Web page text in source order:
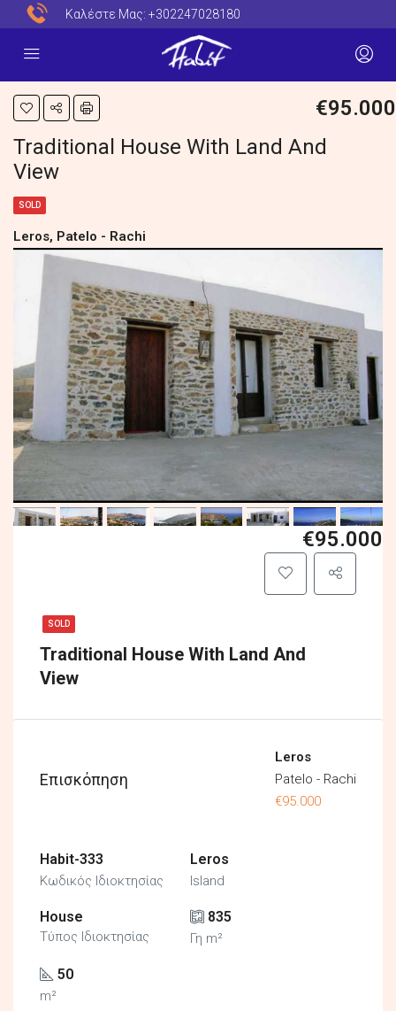
Καλέστε Μας: +302247028180
€95.000
Traditional House With Land And
View
SOLD
Leros, Patelo - Rachi
SOLD
Traditional House With Land And
View
€95.000
Επισκόπηση
Leros
Patelo - Rachi
€95.000
Habit-333
Κωδικός Ιδιοκτησίας
Leros
Island
House
Τύπος Ιδιοκτησίας
835
Γη m²
50
m²